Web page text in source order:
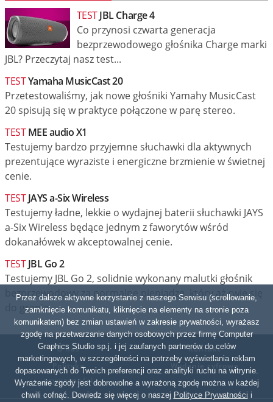
TESTJBL Charge 4
Co przynosi czwarta generacja
bezprzewodowego głośnika Charge marki
JBL? Przeczytaj nasz test...
TESTYamaha MusicCast 20
Przetestowaliśmy, jak nowe głośniki Yamahy MusicCast
20 spisują się w praktyce połączone w parę stereo.
TESTMEE audio X1
Testujemy bardzo przyjemne słuchawki dla aktywnych
prezentujące wyraziste i energiczne brzmienie w świetnej
cenie.
TESTJAYS a-Six Wireless
Testujemy ładne, lekkie o wydajnej baterii słuchawki JAYS
a-Six Wireless będące jednym z faworytów wśród
dokanałówek w akceptowalnej cenie.
TESTJBL Go 2
Testujemy JBL Go 2, solidnie wykonany malutki głośnik
bezprzewodowy za normalne pieniądze, który aż rwie się
do grania...
O nas
Polityka
prywatności
Kontakt
Wydanie cyfrowe
Przez dalsze aktywne korzystanie z naszego Serwisu (scrollowanie,
zamknięcie komunikatu, kliknięcie na elementy na stronie poza
komunikatem) bez zmian ustawień w zakresie prywatności, wyrażasz
zgodę na przetwarzanie danych osobowych przez firmę Computer
Graphics Studio sp.j. i jej zaufanych partnerów do celów
marketingowych, w szczególności na potrzeby wyświetlania reklam
dopasowanych do Twoich preferencji oraz analityki ruchu na witrynie.
Wyrażenie zgody jest dobrowolne a wyrażoną zgodę można w każdej
chwili cofnąć. Dowiedz się więcej o naszej Polityce Prywatności i